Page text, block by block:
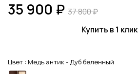
35 900 ₽ 37 800 ₽
Купить в 1 клик
Цвет : Медь антик - Дуб беленный